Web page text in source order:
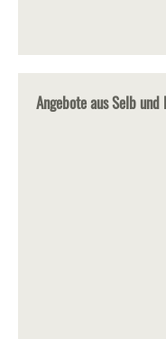
Angebote aus Selb und